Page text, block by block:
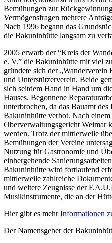
Bemühungen zur
Vermögensfragen mehrere
Nach 1996 begann das
die Bakuninhütte langsam zu
2005 erwarb der “Kreis der
e. V.” die Bakuninhütte mit viel
gründete sich der
und Unterstützerverein. Beide
sich seitdem Hand in Hand um
Hauses. Begonnene
unterbrochen, da das Bauamt
Bakuninhütte verbot. Nach
Oberverwaltungsgericht Weimar
werden. Trotz der mittlerweile
Bemühungen der Vereine
Nutzung für Gastronomie und
einhergehende
Bakuninhütte wird fortlaufend
mittlerweile zahlreiche
und weitere Zeugnisse der
Musikinstrumente, die an der
Hier gibt es mehrInformationen
Der Namensgeber der